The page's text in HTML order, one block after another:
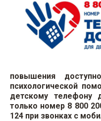
повышения
психологической
детскому телефону
только номер 8 800
124 при звонках с